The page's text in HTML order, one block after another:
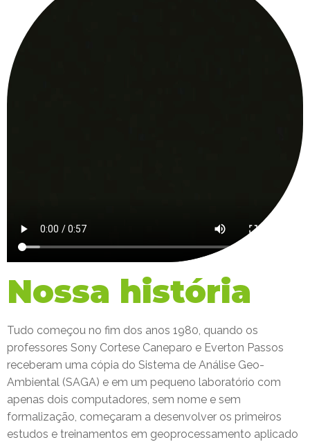
Nossa história
Tudo começou no fim dos anos 1980, quando os
professores Sony Cortese Caneparo e Everton Passos
receberam uma cópia do Sistema de Análise Geo-
Ambiental (SAGA) e em um pequeno laboratório com
apenas dois computadores, sem nome e sem
formalização, começaram a desenvolver os primeiros
estudos e treinamentos em geoprocessamento aplicado